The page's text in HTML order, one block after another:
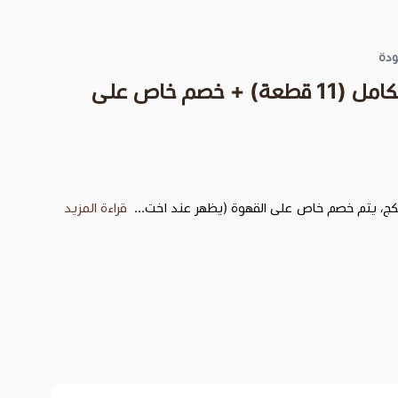
بكج القهوة المقطرة الكامل (11 قطعة) + خصم خاص على
يتم خصم خاص على القهوة (يظهر عند اخت... قراءة المزيد